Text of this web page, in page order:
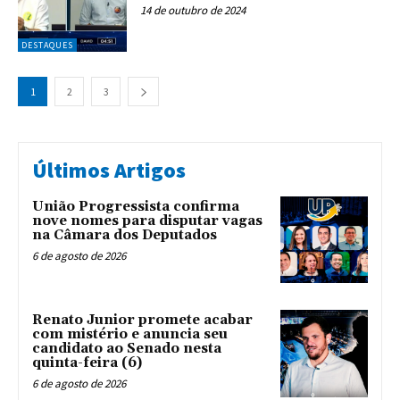
DESTAQUES
14 de outubro de 2024
1 2 3
Últimos Artigos
União Progressista confirma
nove nomes para disputar vagas
na Câmara dos Deputados
6 de agosto de 2026
Renato Junior promete acabar
com mistério e anuncia seu
candidato ao Senado nesta
quinta-feira (6)
6 de agosto de 2026